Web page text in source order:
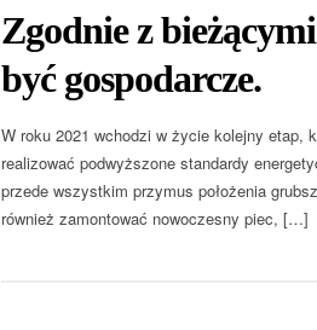
Zgodnie z
być gospodarcze.
W roku 2021 wchodzi w życie kolejny etap,
realizować podwyższone standardy
przede wszystkim przymus położenia
również zamontować nowoczesny piec, […]